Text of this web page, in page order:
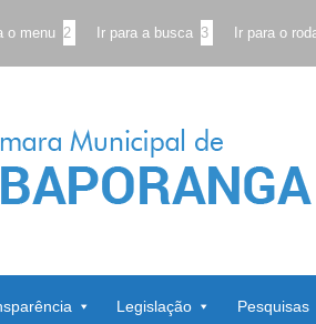
o menu 2 Ir para a busca 3 Ir para o
Legislação Pesquisas